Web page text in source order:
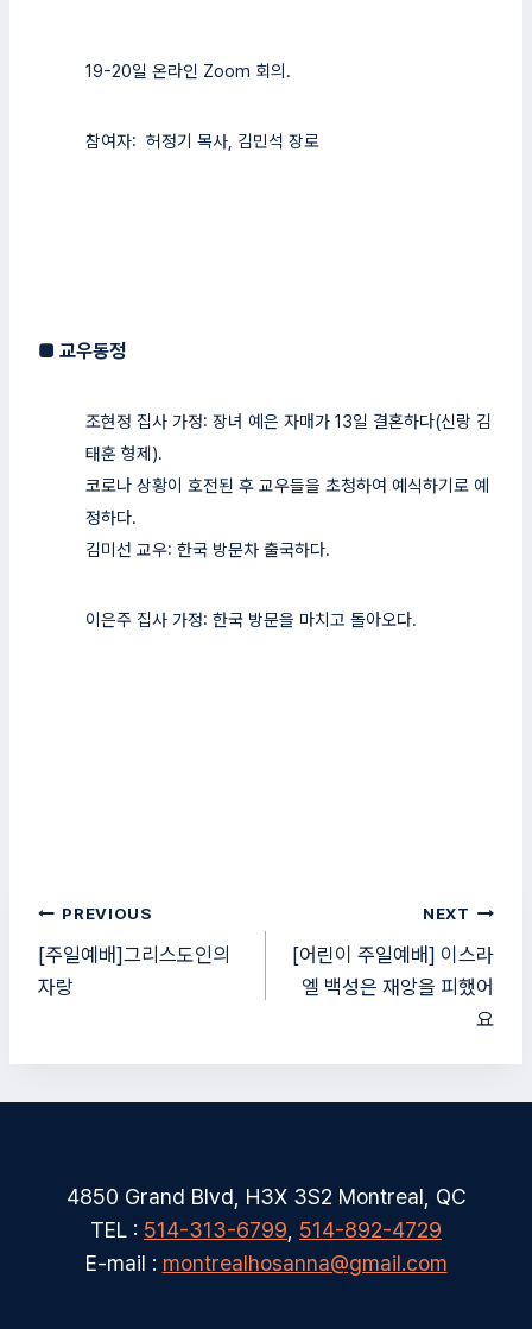
19-20일 온라인 Zoom 회의.
참여자: 허정기 목사, 김민석 장로
■ 교우동정
조현정 집사 가정: 장녀 예은 자매가 13일 결혼하다(신랑 김
태훈 형제).
코로나 상황이 호전된 후 교우들을 초청하여 예식하기로 예
정하다.
김미선 교우: 한국 방문차 출국하다.
이은주 집사 가정: 한국 방문을 마치고 돌아오다.
글
탐
색
PREVIOUS
[주일예배]그리스도인의
자랑
NEXT
[어린이 주일예배] 이스라
엘 백성은 재앙을 피했어
요
4850 Grand Blvd, H3X 3S2 Montreal, QC
TEL : 514-313-6799 514-892-4729
E-mail : montrealhosanna@gmail.com